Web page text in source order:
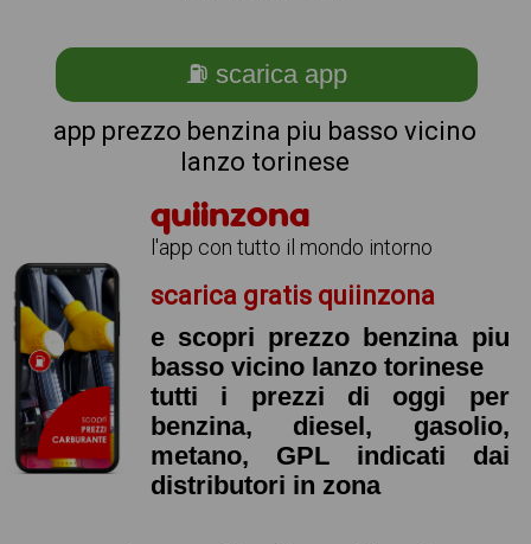
⛽ scarica app
app prezzo benzina piu basso vicino
lanzo torinese
quiinzona
l'app con tutto il mondo intorno
scarica gratis quiinzona
e scopri prezzo benzina piu
basso vicino lanzo torinese
tutti i prezzi di oggi per
benzina, diesel, gasolio,
metano, GPL indicati dai
distributori in zona